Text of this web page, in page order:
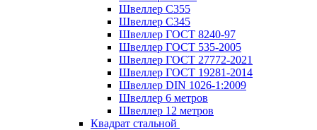
Швеллер С355
Швеллер С345
Швеллер ГОСТ 8240-97
Швеллер ГОСТ 535-2005
Швеллер ГОСТ 27772-2021
Швеллер ГОСТ 19281-2014
Швеллер DIN 1026-1:2009
Швеллер 6 метров
Швеллер 12 метров
Квадрат стальной